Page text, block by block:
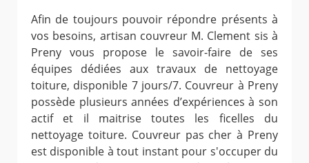
Afin de toujours pouvoir répondre présents à
vos besoins, artisan couvreur M. Clement sis à
Preny vous propose le savoir-faire de ses
équipes dédiées aux travaux de nettoyage
toiture, disponible 7 jours/7. Couvreur à Preny
possède plusieurs années d’expériences à son
actif et il maitrise toutes les ficelles du
nettoyage toiture. Couvreur pas cher à Preny
est disponible à tout instant pour s'occuper du